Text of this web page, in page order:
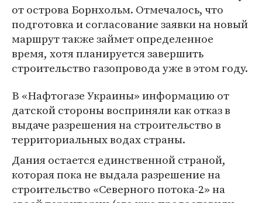
от острова Борнхольм. Отмечалось, что
подготовка и согласование заявки на новый
маршрут также займет определенное
время, хотя планируется завершить
строительство газопровода уже в этом году.
В «Нафтогазе Украины» информацию от
датской стороны восприняли как отказ в
выдаче разрешения на строительство в
территориальных водах страны.
Дания остается единственной страной,
которая пока не выдала разрешение на
строительство «Северного потока-2» на